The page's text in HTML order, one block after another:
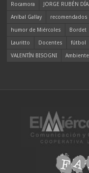
Rocamora
JORGE RUBÉN
Aníbal Gallay
recomendados
humor de Miércoles
Bordet
Lauritto
Docentes fútbol
VALENTÍN BISOGNI
Ambiente